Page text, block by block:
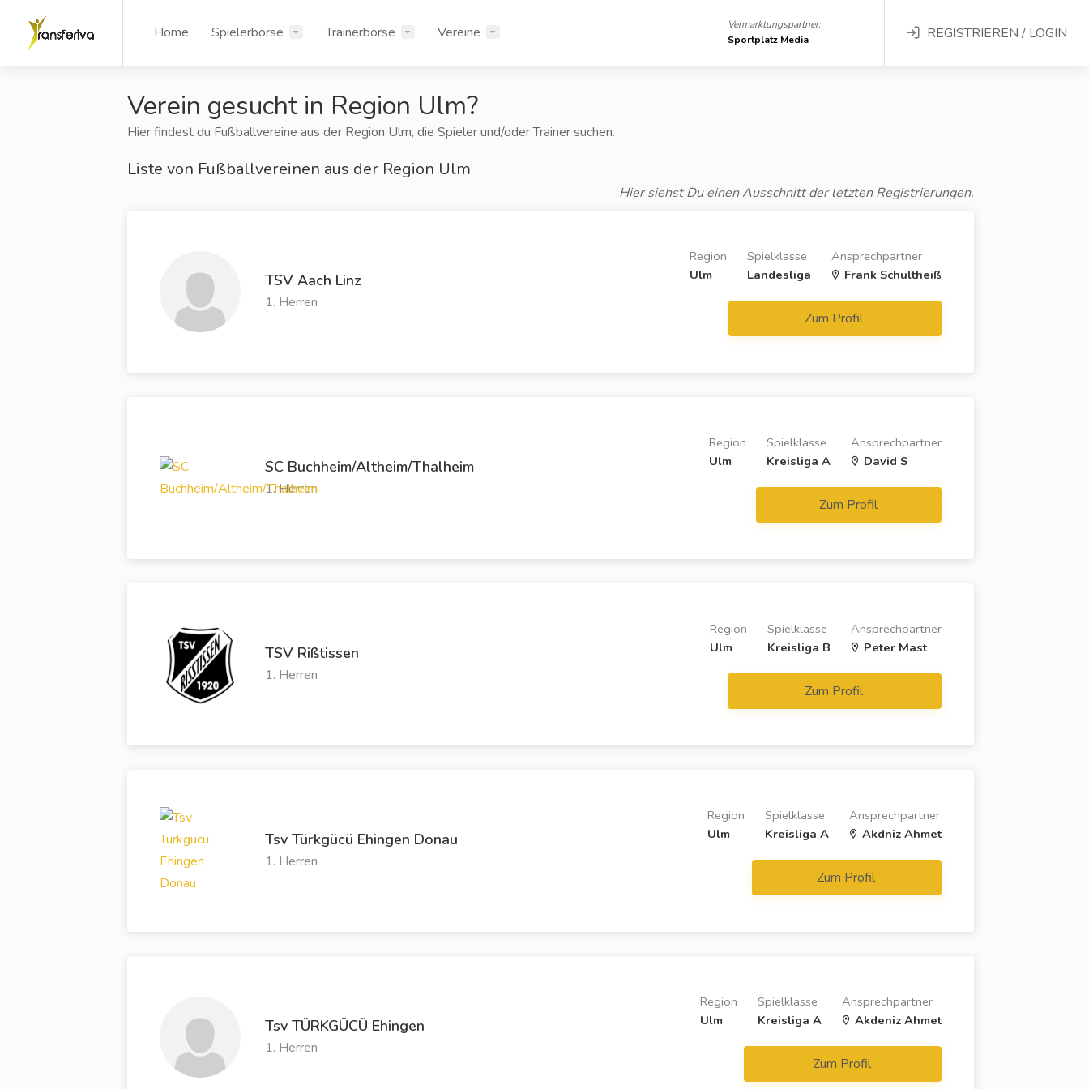
Home Spielerbörse Trainerbörse Vereine
Vermarktungspartner:
Sportplatz Media
REGISTRIEREN / LOGIN
Verein gesucht in Region Ulm?
Hier findest du Fußballvereine aus der Region Ulm, die Spieler und/oder Trainer suchen.
Liste von Fußballvereinen aus der Region Ulm
Hier siehst Du einen Ausschnitt der letzten Registrierungen.
TSV Aach Linz
1. Herren
Ansprechpartner
Frank Schultheiß
Spielklasse
Landesliga
Region
Ulm
Zum Profil
SC Buchheim/Altheim/Thalheim
1. Herren
Ansprechpartner
David S
Spielklasse
Kreisliga A
Region
Ulm
Zum Profil
TSV Rißtissen
1. Herren
Ansprechpartner
Peter Mast
Spielklasse
Kreisliga B
Region
Ulm
Zum Profil
Tsv Türkgücü Ehingen Donau
1. Herren
Ansprechpartner
Akdniz Ahmet
Spielklasse
Kreisliga A
Region
Ulm
Zum Profil
Tsv TÜRKGÜCÜ Ehingen
1. Herren
Ansprechpartner
Akdeniz Ahmet
Spielklasse
Kreisliga A
Region
Ulm
Zum Profil